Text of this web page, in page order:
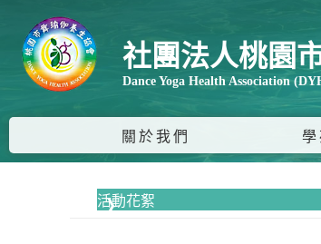
社團法人桃園
Dance Yoga Health Association
關於我們 學
活動花絮